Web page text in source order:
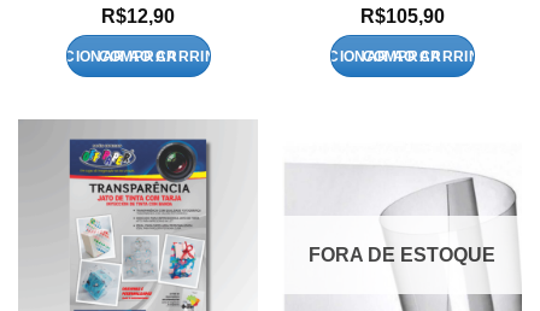
R$12,90
ADICIONAR AO CARRINHO
R$105,90
ADICIONAR AO CARRINHO
FORA DE ESTOQUE